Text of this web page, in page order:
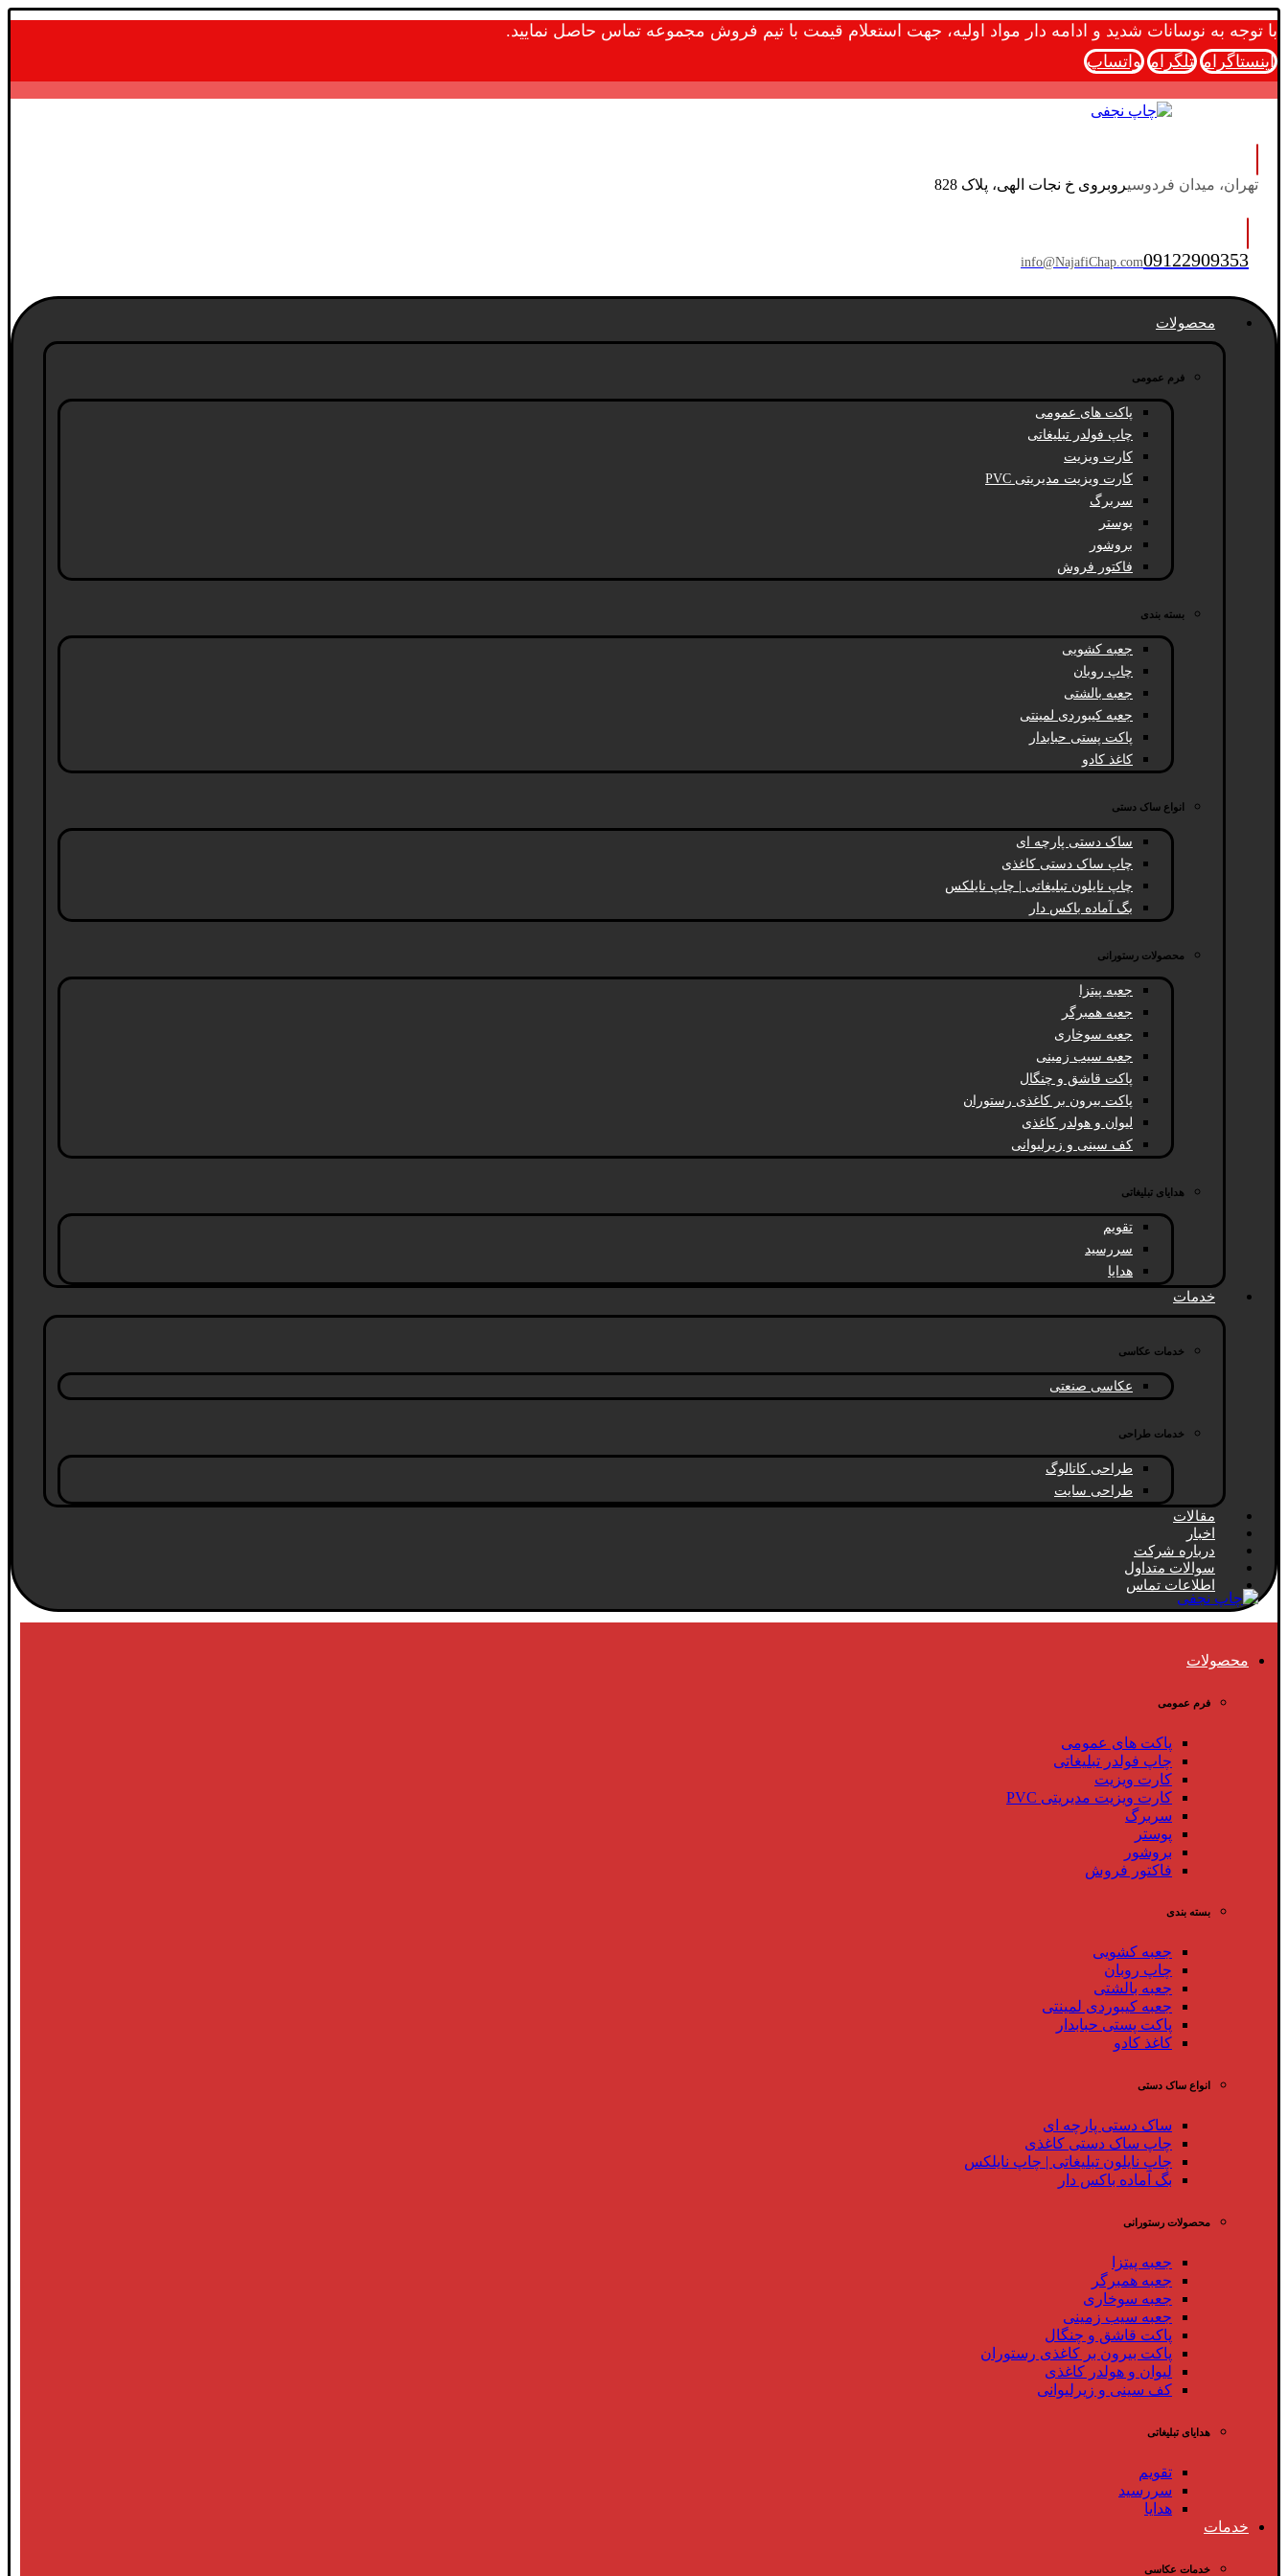
با توجه به نوسانات شدید و ادامه دار مواد اولیه، جهت استعلام قیمت با تیم فروش مجموعه تماس حاصل نمایید.
اینستاگرام تلگرام واتساپ
تهران، میدان فردوسیروبروی خ نجات الهی، پلاک 828
info@NajafiChap.com09122909353
محصولات
فرم عمومی
پاکت های عمومی
چاپ فولدر تبلیغاتی
کارت ویزیت
کارت ویزیت مدیریتی PVC
سربرگ
پوستر
بروشور
فاکتور فروش
بسته بندی
جعبه کشویی
چاپ روبان
جعبه بالشتی
جعبه کیبوردی لمینتی
پاکت پستی حبابدار
کاغذ کادو
انواع ساک دستی
ساک دستی پارچه ای
چاپ ساک دستی کاغذی
چاپ نایلون تبلیغاتی | چاپ نایلکس
بگ آماده باکس دار
محصولات رستورانی
جعبه پیتزا
جعبه همبرگر
جعبه سوخاری
جعبه سیب زمینی
پاکت قاشق و چنگال
پاکت بیرون بر کاغذی رستوران
لیوان و هولدر کاغذی
کف سینی و زیرلیوانی
هدایای تبلیغاتی
تقویم
سررسید
هدایا
خدمات
خدمات عکاسی
عکاسی صنعتی
خدمات طراحی
طراحی کاتالوگ
طراحی سایت
مقالات
اخبار
درباره شرکت
سوالات متداول
اطلاعات تماس
محصولات
فرم عمومی
پاکت های عمومی
چاپ فولدر تبلیغاتی
کارت ویزیت
کارت ویزیت مدیریتی PVC
سربرگ
پوستر
بروشور
فاکتور فروش
بسته بندی
جعبه کشویی
چاپ روبان
جعبه بالشتی
جعبه کیبوردی لمینتی
پاکت پستی حبابدار
کاغذ کادو
انواع ساک دستی
ساک دستی پارچه ای
چاپ ساک دستی کاغذی
چاپ نایلون تبلیغاتی | چاپ نایلکس
بگ آماده باکس دار
محصولات رستورانی
جعبه پیتزا
جعبه همبرگر
جعبه سوخاری
جعبه سیب زمینی
پاکت قاشق و چنگال
پاکت بیرون بر کاغذی رستوران
لیوان و هولدر کاغذی
کف سینی و زیرلیوانی
هدایای تبلیغاتی
تقویم
سررسید
هدایا
خدمات
خدمات عکاسی